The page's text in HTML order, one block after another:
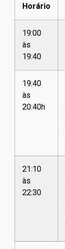
Horário
19:00
às
19:40
19:40
às
20:40h
21:10
às
22:30